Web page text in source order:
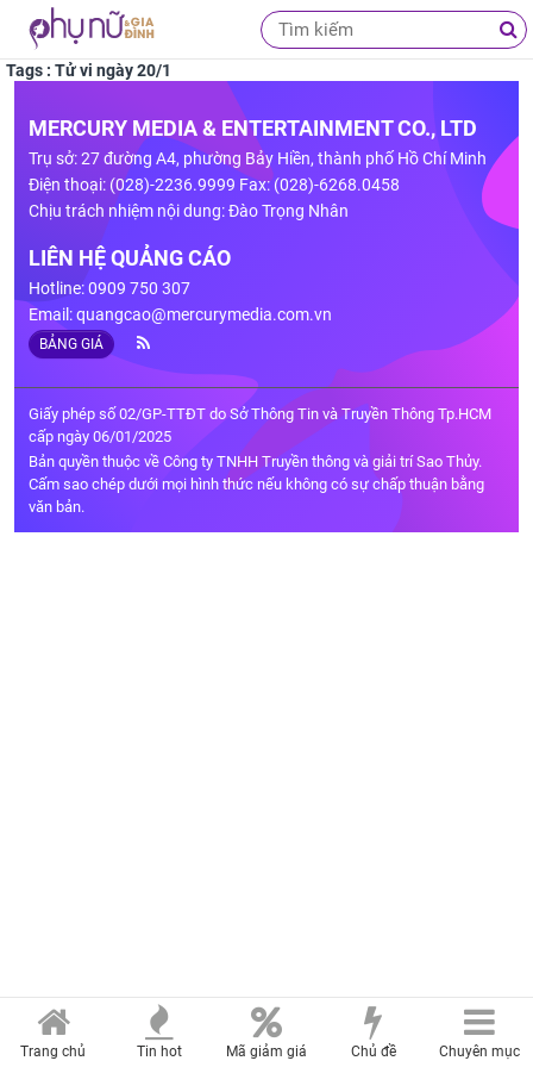
Tags : Tử vi ngày 20/1
MERCURY MEDIA & ENTERTAINMENT CO., LTD
Trụ sở: 27 đường A4, phường Bảy Hiền, thành phố Hồ Chí Minh
Điện thoại: (028)-2236.9999 Fax: (028)-6268.0458
Chịu trách nhiệm nội dung: Đào Trọng Nhân
LIÊN HỆ QUẢNG CÁO
Hotline: 0909 750 307
Email:quangcao@mercurymedia.com.vn
BẢNG GIÁ
Giấy phép số 02/GP-TTĐT do Sở Thông Tin và Truyền Thông Tp.HCM
cấp ngày 06/01/2025
Bản quyền thuộc về Công ty TNHH Truyền thông và giải trí Sao Thủy.
Cấm sao chép dưới mọi hình thức nếu không có sự chấp thuận bằng
văn bản.
Trang chủ Tin hot Mã giảm giá Chủ đề Chuyên mục